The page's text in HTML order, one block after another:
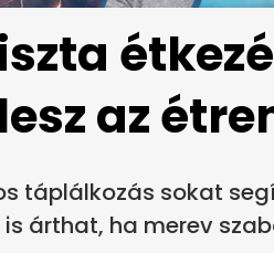
az
táplálkozás sokat
is árthat, ha merev